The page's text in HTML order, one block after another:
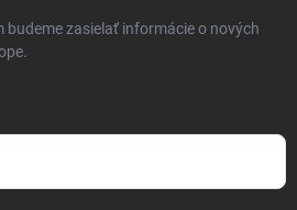
budeme zasielať informácie o nových